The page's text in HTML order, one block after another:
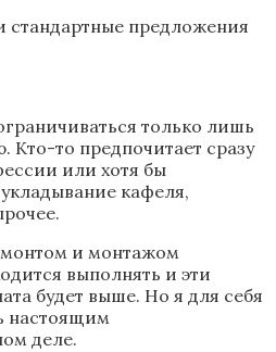
стандартные предложения
только лишь
Кто-то предпочитает сразу
или хотя бы
кафеля,
и монтажом
выполнять и эти
будет выше. Но я для себя
настоящим
деле.